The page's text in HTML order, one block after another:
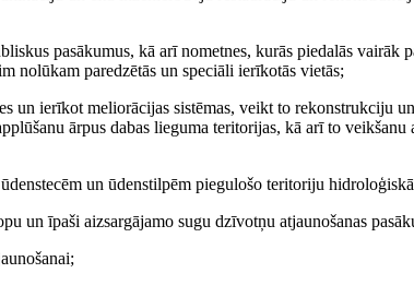
pasākumus, kā arī nometnes, kurās piedalās vairāk
nolūkam paredzētās un speciāli ierīkotās vietās;
un ierīkot meliorācijas sistēmas, veikt to rekonstrukciju
ārpus dabas lieguma teritorijas, kā arī to veikšanu
un ūdenstilpēm piegulošo teritoriju
un īpaši aizsargājamo sugu dzīvotņu atjaunošanas